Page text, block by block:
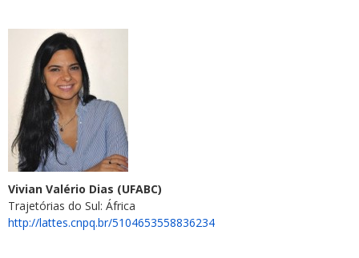
Vivian Valério Dias (UFABC)
Trajetórias do Sul: África
http://lattes.cnpq.br/5104653558836234